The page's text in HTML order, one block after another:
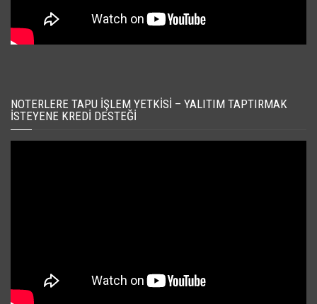
NOTERLERE TAPU İŞLEM YETKISI – YALITIM TAPTIRMAK
İSTEYENE KREDI DESTEĞI